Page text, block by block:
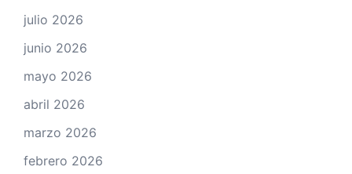
julio 2026
junio 2026
mayo 2026
abril 2026
marzo 2026
febrero 2026